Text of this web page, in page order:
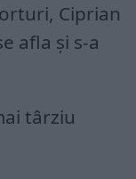
Ciprian
afla și s-a
târziu